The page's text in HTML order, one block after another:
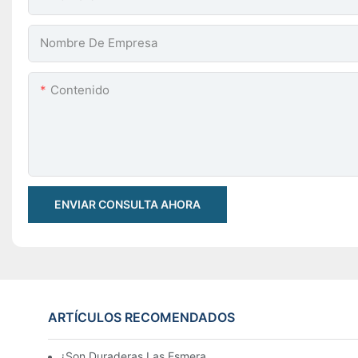
Nombre De Empresa
Contenido
ENVIAR CONSULTA AHORA
ARTÍCULOS RECOMENDADOS